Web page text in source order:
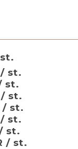
st.
st.
/ st.
/ st.
st.
st.
/ st.